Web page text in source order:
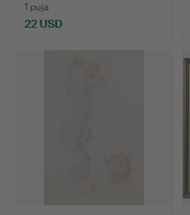
1 puja
22 USD